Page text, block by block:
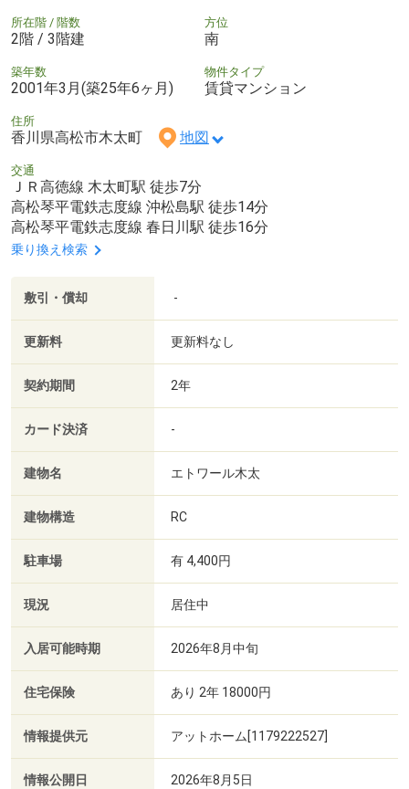
所在階 / 階数
2階 / 3階建
方位
南
築年数
2001年3月(築25年6ヶ月)
物件タイプ
賃貸マンション
住所
香川県高松市木太町 地図
交通
ＪＲ高徳線 木太町駅 徒歩7分
高松琴平電鉄志度線 沖松島駅 徒歩14分
高松琴平電鉄志度線 春日川駅 徒歩16分
乗り換え検索
敷引・償却 -
更新料 更新料なし
契約期間 2年
カード決済 -
建物名 エトワール木太
建物構造 RC
駐車場 有 4,400円
現況 居住中
入居可能時期 2026年8月中旬
住宅保険 あり 2年 18000円
情報提供元 アットホーム[1179222527]
情報公開日 2026年8月5日